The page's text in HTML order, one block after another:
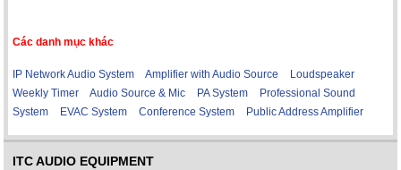
Các danh mục khác
IP Network Audio System Amplifier with Audio Source
Loudspeaker
Weekly Timer
Audio Source & Mic PA System
Professional Sound
System
EVAC System Conference System Public Address Amplifier
ITC AUDIO EQUIPMENT